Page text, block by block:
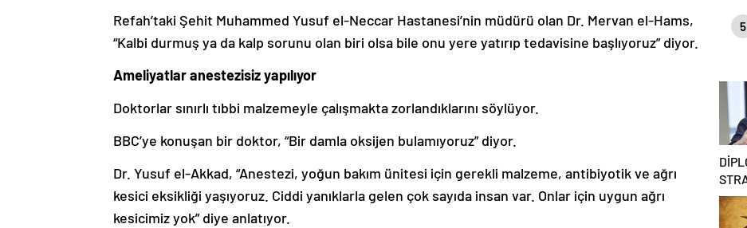
Refah’taki Şehit Muhammed Yusuf el-Neccar Hastanesi’nin müdürü olan Dr. Mervan el-Hams,
“Kalbi durmuş ya da kalp sorunu olan biri olsa bile onu yere yatırıp tedavisine başlıyoruz” diyor.
Ameliyatlar anestezisiz yapılıyor
Doktorlar sınırlı tıbbi malzemeyle çalışmakta zorlandıklarını söylüyor.
BBC’ye konuşan bir doktor, “Bir damla oksijen bulamıyoruz” diyor.
Dr. Yusuf el-Akkad, “Anestezi, yoğun bakım ünitesi için gerekli malzeme, antibiyotik ve ağrı
kesici eksikliği yaşıyoruz. Ciddi yanıklarla gelen çok sayıda insan var. Onlar için uygun ağrı
kesicimiz yok” diye anlatıyor.
5